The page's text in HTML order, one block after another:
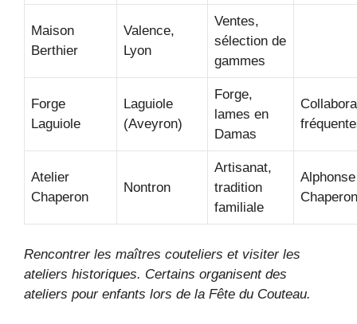
Maison
Berthier
Valence,
Lyon
Ventes,
sélection de
gammes
Forge
Laguiole
Laguiole
(Aveyron)
Forge,
lames en
Damas
Atelier
Chaperon
Nontron
Artisanat,
tradition
familiale
Alphonse
Chaperon
Rencontrer les maîtres couteliers et visiter les
ateliers historiques. Certains organisent des
ateliers pour enfants lors de la Fête du Couteau.